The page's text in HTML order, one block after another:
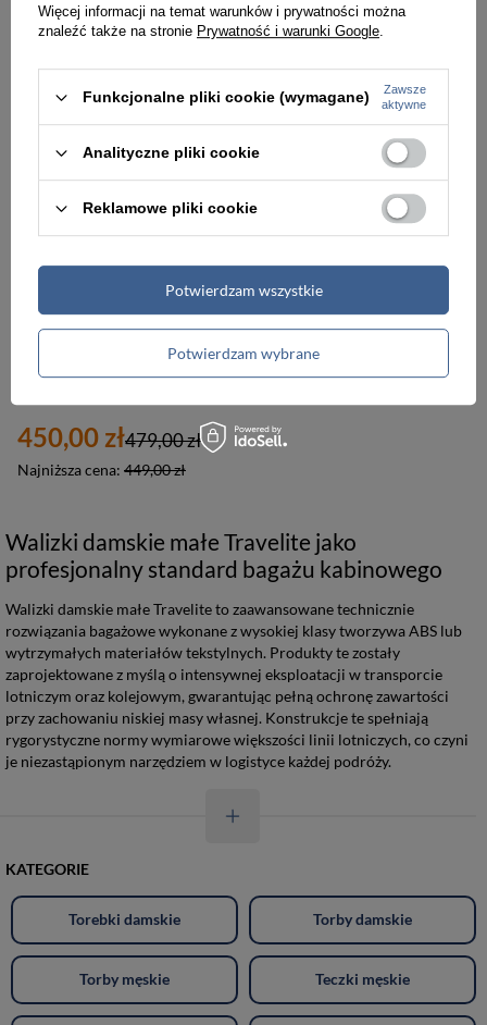
535,00 zł569,00 zł 535,00 zł 569,00 zł
450,00 zł
Najniższa cena: 449,00 zł
479,00 zł
Walizki damskie małe Travelite jako
profesjonalny standard bagażu kabinowego
Walizki damskie małe Travelite to zaawansowane technicznie
rozwiązania bagażowe wykonane z wysokiej klasy tworzywa ABS lub
wytrzymałych materiałów tekstylnych. Produkty te zostały
zaprojektowane z myślą o intensywnej eksploatacji w transporcie
lotniczym oraz kolejowym, gwarantując pełną ochronę zawartości
przy zachowaniu niskiej masy własnej. Konstrukcje te spełniają
rygorystyczne normy wymiarowe większości linii lotniczych, co czyni
je niezastąpionym narzędziem w logistyce każdej podróży.
KATEGORIE
Torebki damskie Torby damskie
Torby męskie Teczki męskie
Więcej informacji na temat warunków i prywatności można
znaleźć także na stronie Prywatność i warunki Google.
Funkcjonalne pliki cookie (wymagane)
Zawsze
aktywne
Analityczne pliki cookie
Reklamowe pliki cookie
Potwierdzam wybrane
Potwierdzam wszystkie